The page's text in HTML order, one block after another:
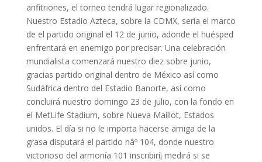
anfitriones, el torneo tendrá lugar regionalizado.
Nuestro Estadio Azteca, sobre la CDMX, sería el marco
de el partido original el 12 de junio, adonde el huésped
enfrentará en enemigo por precisar. Una celebración
mundialista comenzará nuestro diez sobre junio,
gracias partido original dentro de México así­ como
Sudáfrica dentro del Estadio Banorte, así­ como
concluirá nuestro domingo 23 de julio, con la fondo en
el MetLife Stadium, sobre Nueva Maillot, Estados
unidos. El día si no le importa hacerse amiga de la
grasa disputará el partido nâº 104, donde nuestro
victorioso del armonía 101 inscribirí¡ medirá si se